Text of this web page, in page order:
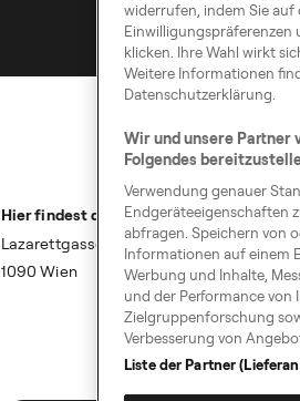
Hier findest du uns
Lazarettgasse 9
1090 Wien
widerrufen, indem Sie auf
Einwilligungspräferenzen
klicken. Ihre Wahl wirkt
Weitere Informationen
Datenschutzerklärung.
Wir und unsere Partner
Folgendes
Verwendung genauer
Endgeräteeigenschaften
abfragen. Speichern von
Informationen auf einem
Werbung und Inhalte,
und der Performance von
Zielgruppenforschung
Verbesserung von
Liste der Partner